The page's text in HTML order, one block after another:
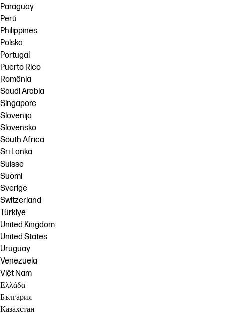
Paraguay
Perú
Philippines
Polska
Portugal
Puerto Rico
România
Saudi Arabia
Singapore
Slovenija
Slovensko
South Africa
Sri Lanka
Suisse
Suomi
Sverige
Switzerland
Türkiye
United Kingdom
United States
Uruguay
Venezuela
Việt Nam
Ελλάδα
България
Казахстан